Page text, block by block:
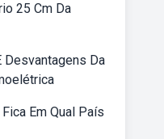
25 Cm Da
Desvantagens Da
Em Qual País